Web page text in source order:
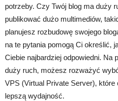
potrzeby. Czy Twój blog ma duży
publikować dużo multimediów,
planujesz rozbudowę swojego
na te pytania pomogą Ci określić,
Ciebie najbardziej odpowiedni. Na
duży ruch, możesz rozważyć
VPS (Virtual Private Server), które
lepszą wydajność.